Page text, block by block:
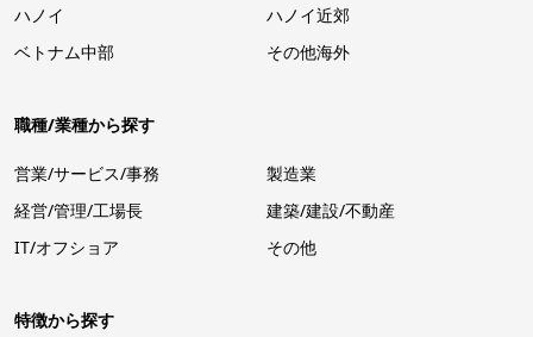
ハノイ
ハノイ近郊
ベトナム中部
その他海外
職種/業種から探す
営業/サービス/事務
製造業
経営/管理/工場長
建築/建設/不動産
IT/オフショア
その他
特徴から探す